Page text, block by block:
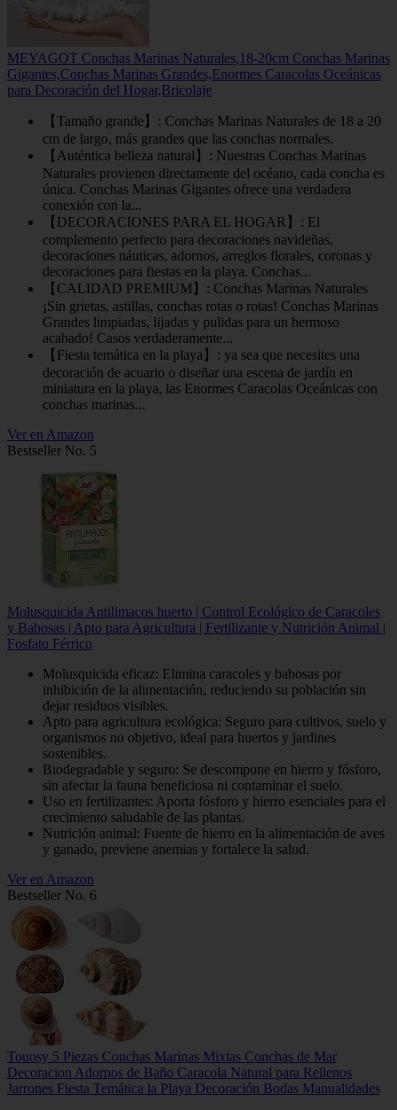
MEYAGOT Conchas Marinas Naturales,18-20cm Conchas Marinas
Gigantes,Conchas Marinas Grandes,Enormes Caracolas Oceánicas
para Decoración del Hogar,Bricolaje
【Tamaño grande】: Conchas Marinas Naturales de 18 a 20
cm de largo, más grandes que las conchas normales.
【Auténtica belleza natural】: Nuestras Conchas Marinas
Naturales provienen directamente del océano, cada concha es
única. Conchas Marinas Gigantes ofrece una verdadera
conexión con la...
【DECORACIONES PARA EL HOGAR】: El
complemento perfecto para decoraciones navideñas,
decoraciones náuticas, adornos, arreglos florales, coronas y
decoraciones para fiestas en la playa. Conchas...
【CALIDAD PREMIUM】: Conchas Marinas Naturales
¡Sin grietas, astillas, conchas rotas o rotas! Conchas Marinas
Grandes limpiadas, lijadas y pulidas para un hermoso
acabado! Casos verdaderamente...
【Fiesta temática en la playa】: ya sea que necesites una
decoración de acuario o diseñar una escena de jardín en
miniatura en la playa, las Enormes Caracolas Oceánicas con
conchas marinas...
Ver en Amazon
Bestseller No. 5
Molusquicida Antilimacos huerto | Control Ecológico de Caracoles
y Babosas | Apto para Agricultura | Fertilizante y Nutrición Animal |
Fosfato Férrico
Molusquicida eficaz: Elimina caracoles y babosas por
inhibición de la alimentación, reduciendo su población sin
dejar residuos visibles.
Apto para agricultura ecológica: Seguro para cultivos, suelo y
organismos no objetivo, ideal para huertos y jardines
sostenibles.
Biodegradable y seguro: Se descompone en hierro y fósforo,
sin afectar la fauna beneficiosa ni contaminar el suelo.
Uso en fertilizantes: Aporta fósforo y hierro esenciales para el
crecimiento saludable de las plantas.
Nutrición animal: Fuente de hierro en la alimentación de aves
y ganado, previene anemias y fortalece la salud.
Ver en Amazon
Bestseller No. 6
Touosy 5 Piezas Conchas Marinas Mixtas Conchas de Mar
Decoracion Adornos de Baño Caracola Natural para Rellenos
Jarrones Fiesta Temática la Playa Decoración Bodas Manualidades